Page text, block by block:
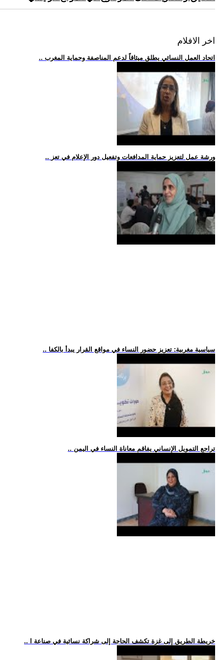
اخر الافلام
.. اتحاد العمل النسائي يطلق ميثاقاً لدعم المناصفة وحماية المغرب
.. ورشة عمل لتعزيز حماية المدافعات وتفعيل دور الإعلام في تعز
.. سياسية مغربية: تعزيز حضور النساء في مواقع القرار يبدأ بالكفا
.. تراجع التمويل الإنساني يفاقم معاناة النساء في اليمن
.. خريطة الطريق إلى غزة تكشف الحاجة إلى شراكة نسائية في صناعة ا